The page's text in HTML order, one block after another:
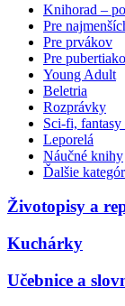
Knihorad –
Pre
Pre prvákov
Pre
Young Adult
Beletria
Rozprávky
Sci-fi,
Leporelá
Náučné knihy
Ďalšie
Životopisy a
Kuchárky
Učebnice a